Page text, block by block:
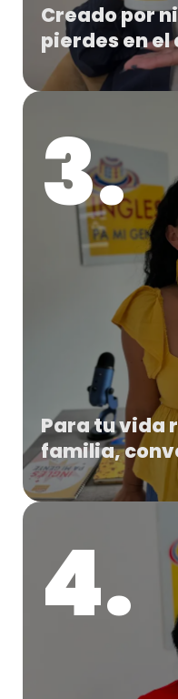
Creado por
pierdes en el
3.
Para tu vida
familia,
4.